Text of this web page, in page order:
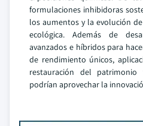
formulaciones inhibidoras
los aumentos y la evolución
ecológica. Además de
avanzados e híbridos para
de rendimiento únicos,
restauración del
podrían aprovechar la